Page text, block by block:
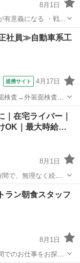
8月1日
有意義になる ・戦争
人
社員≫自動車系工
提携サイト 4月17日
検査→外装面検査）
｜在宅ライバー｜
OK｜最大時給…
8月1日
間で、無理なく続け
ラン朝食スタッフ
8月1日
でのお仕事をお探し